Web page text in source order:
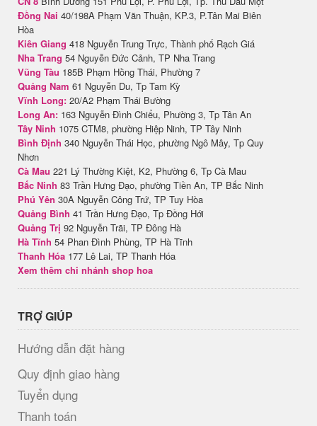
Đồng Nai 40/198A Phạm Văn Thuận, KP.3, P.Tân Mai Biên
Hòa
Kiên Giang 418 Nguyễn Trung Trực, Thành phố Rạch Giá
Nha Trang 54 Nguyễn Đức Cảnh, TP Nha Trang
Vũng Tàu 185B Phạm Hồng Thái, Phường 7
Quảng Nam 61 Nguyễn Du, Tp Tam Kỳ
Vĩnh Long: 20/A2 Phạm Thái Bường
Long An: 163 Nguyễn Đình Chiểu, Phường 3, Tp Tân An
Tây Ninh 1075 CTM8, phường Hiệp Ninh, TP Tây Ninh
Bình Định 340 Nguyễn Thái Học, phường Ngô Mây, Tp Quy
Nhơn
Cà Mau 221 Lý Thường Kiệt, K2, Phường 6, Tp Cà Mau
Bắc Ninh 83 Trần Hưng Đạo, phường Tiền An, TP Bắc Ninh
Phú Yên 30A Nguyễn Công Trứ, TP Tuy Hòa
Quảng Bình 41 Trần Hưng Đạo, Tp Đồng Hới
Quảng Trị 92 Nguyễn Trãi, TP Đông Hà
Hà Tĩnh 54 Phan Đình Phùng, TP Hà Tĩnh
Thanh Hóa 177 Lê Lai, TP Thanh Hóa
Xem thêm chi nhánh shop hoa
TRỢ GIÚP
Hướng dẫn đặt hàng
Quy định giao hàng
Tuyển dụng
Thanh toán